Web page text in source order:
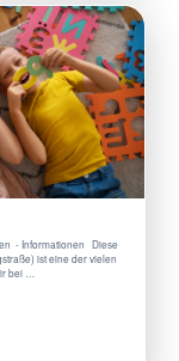
- Informationen Diese
ist eine der vielen
bei …